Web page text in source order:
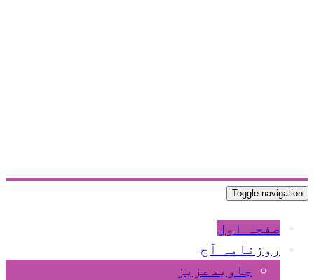
Toggle navigation
صفحہ اول
روزنامہ آج
جاویدعزیز